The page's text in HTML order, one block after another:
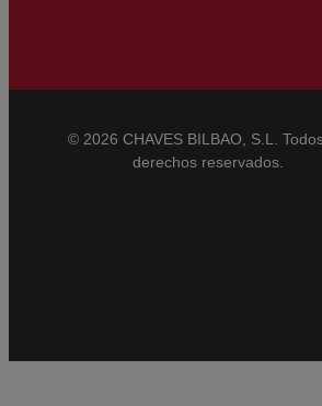
© 2026 CHAVES BILBAO, S.L.
derechos reservados.